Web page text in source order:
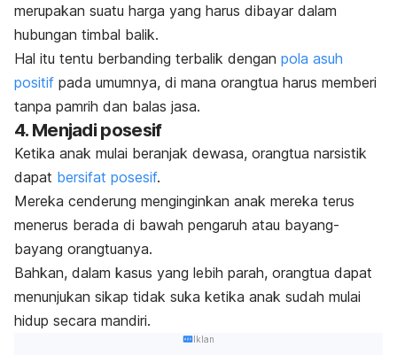
merupakan suatu harga yang harus dibayar dalam
hubungan timbal balik.
Hal itu tentu berbanding terbalik dengan pola asuh
positif pada umumnya, di mana orangtua harus memberi
tanpa pamrih dan balas jasa.
4. Menjadi posesif
Ketika anak mulai beranjak dewasa, orangtua narsistik
dapat bersifat posesif.
Mereka cenderung menginginkan anak mereka terus
menerus berada di bawah pengaruh atau bayang-
bayang orangtuanya.
Bahkan, dalam kasus yang lebih parah, orangtua dapat
menunjukan sikap tidak suka ketika anak sudah mulai
hidup secara mandiri.
Iklan